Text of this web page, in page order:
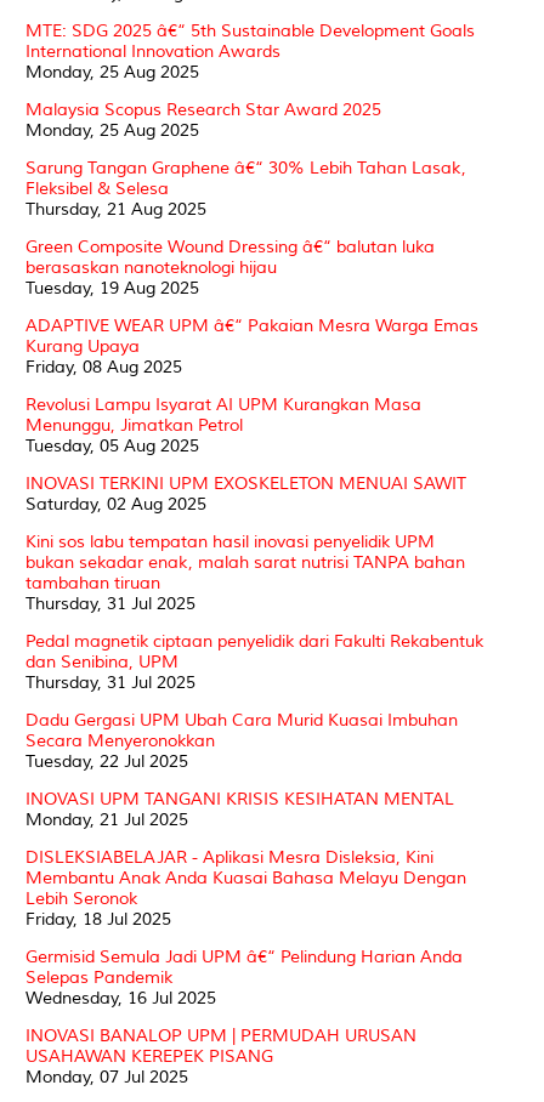
MTE: SDG 2025 â€“ 5th Sustainable Development Goals
International Innovation Awards
Monday, 25 Aug 2025
Malaysia Scopus Research Star Award 2025
Monday, 25 Aug 2025
Sarung Tangan Graphene â€“ 30% Lebih Tahan Lasak,
Fleksibel & Selesa
Thursday, 21 Aug 2025
Green Composite Wound Dressing â€“ balutan luka
berasaskan nanoteknologi hijau
Tuesday, 19 Aug 2025
ADAPTIVE WEAR UPM â€“ Pakaian Mesra Warga Emas
Kurang Upaya
Friday, 08 Aug 2025
Revolusi Lampu Isyarat AI UPM Kurangkan Masa
Menunggu, Jimatkan Petrol
Tuesday, 05 Aug 2025
INOVASI TERKINI UPM EXOSKELETON MENUAI SAWIT
Saturday, 02 Aug 2025
Kini sos labu tempatan hasil inovasi penyelidik UPM
bukan sekadar enak, malah sarat nutrisi TANPA bahan
tambahan tiruan
Thursday, 31 Jul 2025
Pedal magnetik ciptaan penyelidik dari Fakulti Rekabentuk
dan Senibina, UPM
Thursday, 31 Jul 2025
Dadu Gergasi UPM Ubah Cara Murid Kuasai Imbuhan
Secara Menyeronokkan
Tuesday, 22 Jul 2025
INOVASI UPM TANGANI KRISIS KESIHATAN MENTAL
Monday, 21 Jul 2025
DISLEKSIABELAJAR - Aplikasi Mesra Disleksia, Kini
Membantu Anak Anda Kuasai Bahasa Melayu Dengan
Lebih Seronok
Friday, 18 Jul 2025
Germisid Semula Jadi UPM â€“ Pelindung Harian Anda
Selepas Pandemik
Wednesday, 16 Jul 2025
INOVASI BANALOP UPM | PERMUDAH URUSAN
USAHAWAN KEREPEK PISANG
Monday, 07 Jul 2025